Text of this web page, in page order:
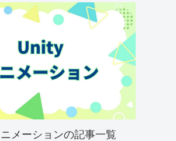
ニメーションの記事一覧